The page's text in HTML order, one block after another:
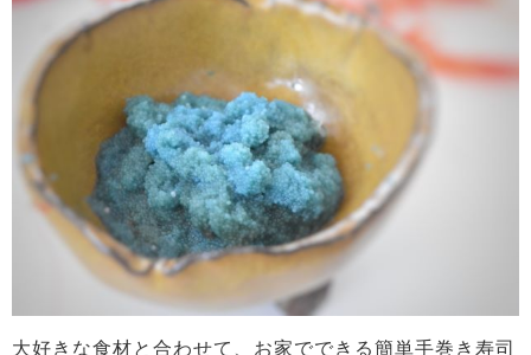
大好きな食材と合わせて、お家でできる簡単手巻き寿司